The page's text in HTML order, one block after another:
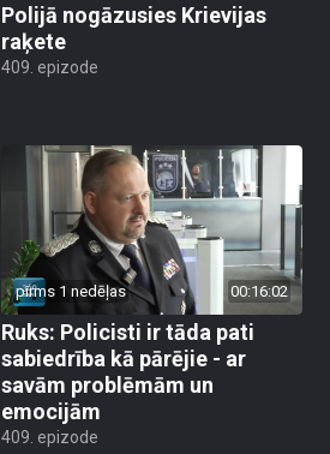
Polijā nogāzusies Krievijas
raķete
409. epizode
pirms 1 nedēļas 00:16:02
Ruks: Policisti ir tāda pati
sabiedrība kā pārējie - ar
savām problēmām un
emocijām
409. epizode